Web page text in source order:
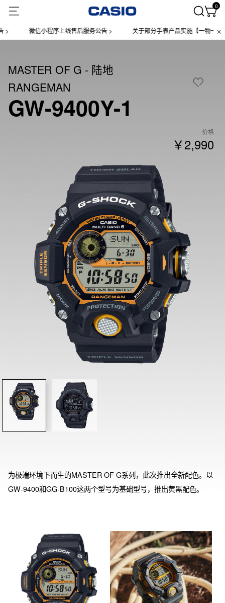
0
微信小程序上线售后服务公告 > 关于部分手表产品实施【一物一码】管
MASTER OF G - 陆地
RANGEMAN
GW-9400Y-1
价格
￥2,990
为极端环境下而生的MASTER OF G系列，此次推出全新配色。以
GW-9400和GG-B100这两个型号为基础型号，推出黄黑配色。